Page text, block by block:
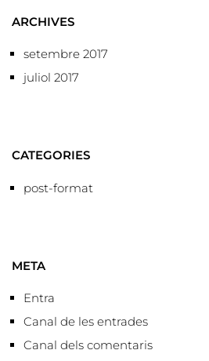
ARCHIVES
setembre 2017
juliol 2017
CATEGORIES
post-format
META
Entra
Canal de les entrades
Canal dels comentaris